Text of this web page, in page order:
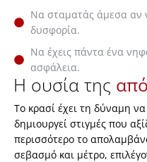
Να σταματάς άμεσα αν
δυσφορία.
Να έχεις πάντα ένα
ασφάλεια.
Η ουσία της
Το κρασί έχει τη δύναμη
δημιουργεί στιγμές που
περισσότερο το
σεβασμό και μέτρο,